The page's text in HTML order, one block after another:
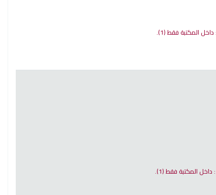
: داخل المكتبة فقط(1).
: داخل المكتبة فقط(1).